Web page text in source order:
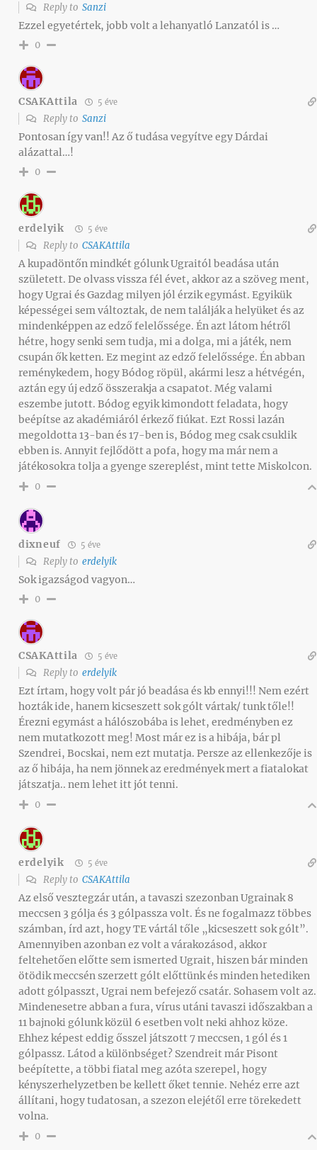
Reply to Sanzi
Ezzel egyetértek, jobb volt a lehanyatló Lanzatól is …
0
CSAKAttila 5 éve
Reply to Sanzi
Pontosan így van!! Az ő tudása vegyítve egy Dárdai
alázattal…!
0
erdelyik 5 éve
Reply to CSAKAttila
A kupadöntőn mindkét gólunk Ugraitól beadása után
született. De olvass vissza fél évet, akkor az a szöveg ment,
hogy Ugrai és Gazdag milyen jól érzik egymást. Egyikük
képességei sem változtak, de nem találják a helyüket és az
mindenképpen az edző felelőssége. Én azt látom hétről
hétre, hogy senki sem tudja, mi a dolga, mi a játék, nem
csupán ők ketten. Ez megint az edző felelőssége. Én abban
reménykedem, hogy Bódog röpül, akármi lesz a hétvégén,
aztán egy új edző összerakja a csapatot. Még valami
eszembe jutott. Bódog egyik kimondott feladata, hogy
beépítse az akadémiáról érkező fiúkat. Ezt Rossi lazán
megoldotta 13-ban és 17-ben is, Bódog meg csak csuklik
ebben is. Annyit fejlődött a pofa, hogy ma már nem a
játékosokra tolja a gyenge szereplést, mint tette Miskolcon.
0
dixneuf 5 éve
Reply to erdelyik
Sok igazságod vagyon…
0
CSAKAttila 5 éve
Reply to erdelyik
Ezt írtam, hogy volt pár jó beadása és kb ennyi!!! Nem ezért
hozták ide, hanem kicseszett sok gólt vártak/ tunk tőle!!
Érezni egymást a hálószobába is lehet, eredményben ez
nem mutatkozott meg! Most már ez is a hibája, bár pl
Szendrei, Bocskai, nem ezt mutatja. Persze az ellenkezője is
az ő hibája, ha nem jönnek az eredmények mert a fiatalokat
játszatja.. nem lehet itt jót tenni.
0
erdelyik 5 éve
Reply to CSAKAttila
Az első vesztegzár után, a tavaszi szezonban Ugrainak 8
meccsen 3 gólja és 3 gólpassza volt. És ne fogalmazz többes
számban, írd azt, hogy TE vártál tőle „kicseszett sok gólt”.
Amennyiben azonban ez volt a várakozásod, akkor
feltehetően előtte sem ismerted Ugrait, hiszen bár minden
ötödik meccsén szerzett gólt előttünk és minden hetediken
adott gólpasszt, Ugrai nem befejező csatár. Sohasem volt az.
Mindenesetre abban a fura, vírus utáni tavaszi időszakban a
11 bajnoki gólunk közül 6 esetben volt neki ahhoz köze.
Ehhez képest eddig ősszel játszott 7 meccsen, 1 gól és 1
gólpassz. Látod a különbséget? Szendreit már Pisont
beépítette, a többi fiatal meg azóta szerepel, hogy
kényszerhelyzetben be kellett őket tennie. Nehéz erre azt
állítani, hogy tudatosan, a szezon elejétől erre törekedett
volna.
0